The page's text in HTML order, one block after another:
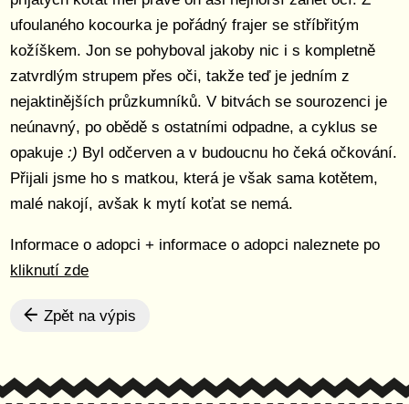
ufoulaného kocourka je pořádný frajer se stříbřitým
kožíškem. Jon se pohyboval jakoby nic i s kompletně
zatvrdlým strupem přes oči, takže teď je jedním z
nejaktinějších průzkumníků. V bitvách se sourozenci je
neúnavný, po obědě s ostatními odpadne, a cyklus se
opakuje:) Byl odčerven a v budoucnu ho čeká očkování.
Přijali jsme ho s matkou, která je však sama kotětem,
malé nakojí, avšak k mytí koťat se nemá.
Informace o adopci + informace o adopci naleznete po
kliknutí zde
Zpět na výpis